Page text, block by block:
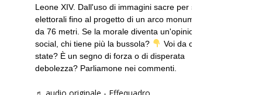
Leone XIV. Dall'uso di immagini sacre per scopi
elettorali fino al progetto di un arco monumentale
da 76 metri. Se la morale diventa un'opinione
social, chi tiene più la bussola?
Voi da che parte
state? È un segno di forza o di disperata
debolezza? Parliamone nei commenti.